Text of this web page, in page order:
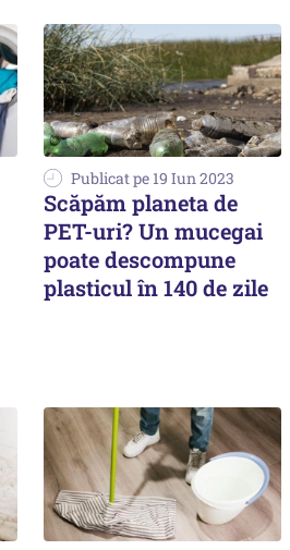
Publicat pe 19 Iun 2023
Scăpăm planeta de
PET-uri? Un mucegai
poate descompune
plasticul în 140 de zile